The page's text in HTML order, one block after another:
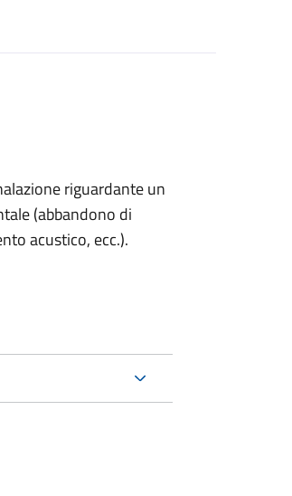
riguardante un
(abbandono di
acustico, ecc.).